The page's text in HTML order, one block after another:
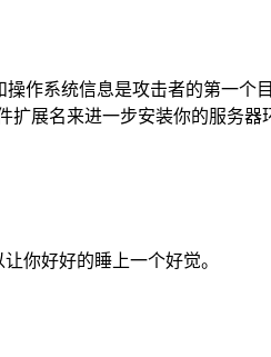
作系统信息是攻击者的第一个
扩展名来进一步安装你的服务器
你好好的睡上一个好觉。